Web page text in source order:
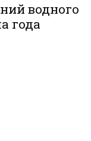
водного
года